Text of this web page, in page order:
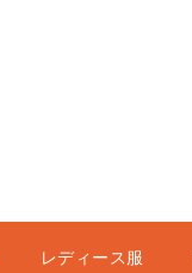
レディース服